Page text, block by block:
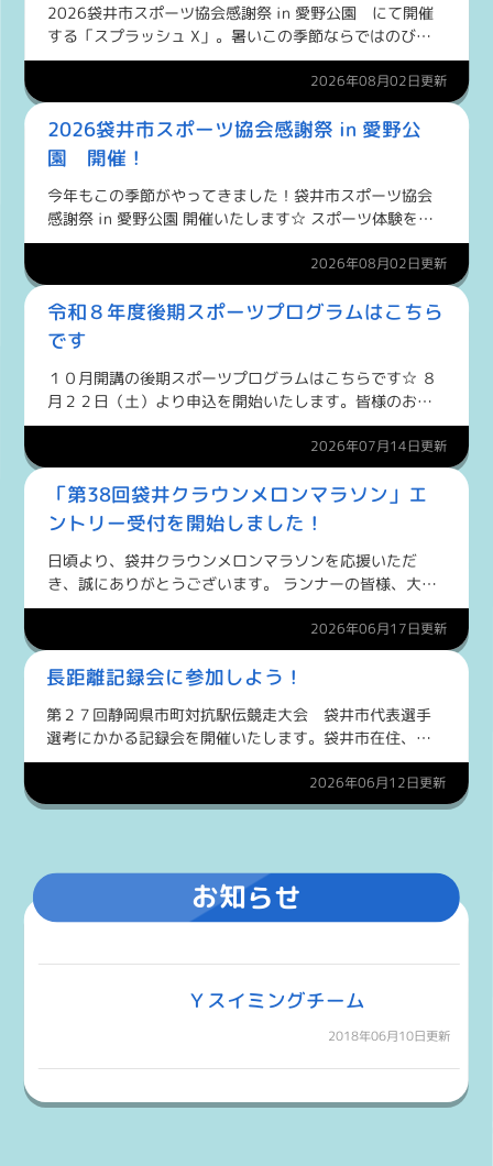
2026袋井市スポーツ協会感謝祭 in 愛野公園 にて開催
する「スプラッシュ X」。暑いこの季節ならではのびし
ょぬれサバイバルゲーム、水鉄砲での撃ち合いバトルで
す！ 当日受付も行いますが、参加人数には限りがありま
す。事前...
2026年08月02日更新
2026袋井市スポーツ協会感謝祭 in 愛野公
園 開催！
今年もこの季節がやってきました！袋井市スポーツ協会
感謝祭 in 愛野公園 開催いたします☆ スポーツ体験をメ
インに、スタンプラリーや縁日コーナーなど、楽しいこ
と盛りだくさんのイベントです。 今年の目玉は、びしょ
ぬれガチン...
2026年08月02日更新
令和８年度後期スポーツプログラムはこちら
です
１０月開講の後期スポーツプログラムはこちらです☆ ８
月２２日（土）より申込を開始いたします。皆様のお申
込みをお待ちしています！
2026年07月14日更新
「第38回袋井クラウンメロンマラソン」エ
ントリー受付を開始しました！
日頃より、袋井クラウンメロンマラソンを応援いただ
き、誠にありがとうございます。 ランナーの皆様、大変
お待たせいたしました！ 6月13日より、「第38回袋井ク
ラウンメロンマラソン」のエントリー受付を開始いたし
ました。 エコ...
2026年06月17日更新
長距離記録会に参加しよう！
第２７回静岡県市町対抗駅伝競走大会 袋井市代表選手
選考にかかる記録会を開催いたします。袋井市在住、在
学、在勤の小学４年生以上の方ならどなたでも参加でき
ます。詳細はパンフレットをご覧ください。みなさまの
チャレンジをお待ちし...
2026年06月12日更新
お知らせ
Ｙスイミングチーム
2018年06月10日更新